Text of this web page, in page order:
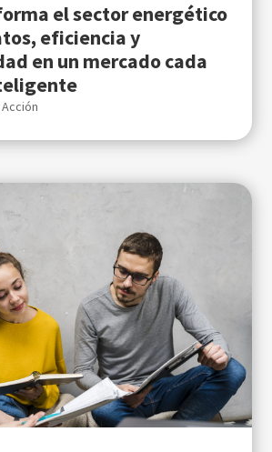
el sector energético
eficiencia y
en un mercado cada